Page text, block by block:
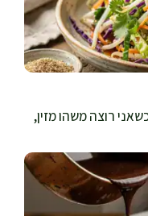
רוצה משהו מזין,